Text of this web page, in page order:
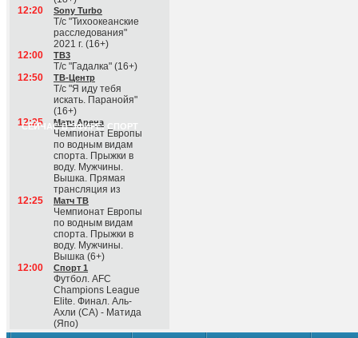
12:20
Sony Turbo
Т/с "Тихоокеанские
расследования"
2021 г. (16+)
12:00
ТВ3
Т/с "Гадалка" (16+)
12:50
ТВ-Центр
Т/с "Я иду тебя
искать. Паранойя"
(16+)
СЕЙЧАС В ЭФИРЕ: СПОРТ
12:25 Матч Арена
Чемпионат Европы
по водным видам
спорта. Прыжки в
воду. Мужчины.
Вышка. Прямая
трансляция из
12:25
Матч ТВ
Чемпионат Европы
по водным видам
спорта. Прыжки в
воду. Мужчины.
Вышка (6+)
12:00
Спорт 1
Футбол. AFC
Champions League
Elite. Финал. Аль-
Ахли (СА) - Матида
(Япо)